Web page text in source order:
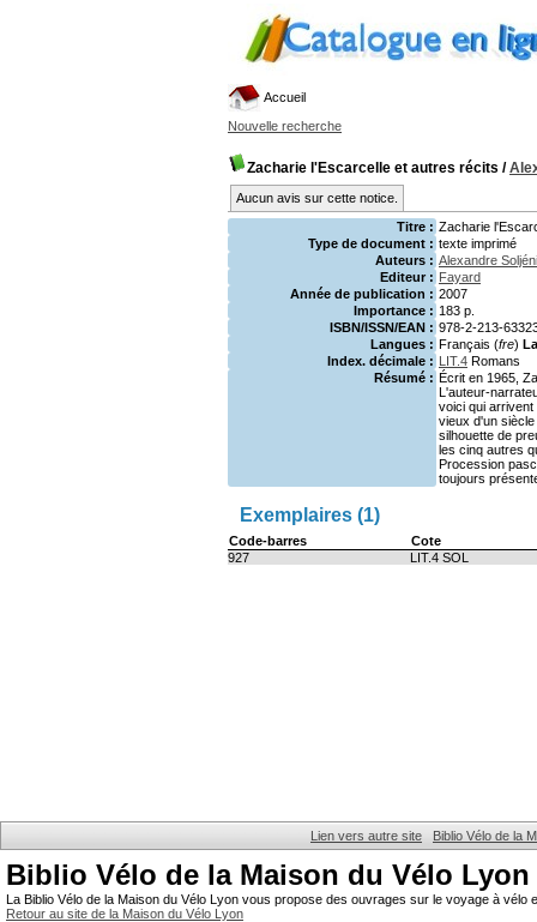
Accueil
Nouvelle recherche
Zacharie l'Escarcelle et autres récits /
Aucun avis sur cette notice.
Titre : Zacharie
Type de document : texte imprimé
Auteurs : Alexandre
Editeur : Fayard
Année de publication : 2007
Importance : 183 p.
ISBN/ISSN/EAN : 978-2-213-
Langues : Français (fre)
Index. décimale : LIT.4 Romans
Résumé : Écrit en 1965,
L'auteur-
voici qui arrivent
vieux d'un
silhouette de
les cinq autres
Procession
toujours
Exemplaires (1)
Code-barres
Cote
927
LIT.4 SOL
Lien vers autre site Biblio Vélo de la
Biblio Vélo de la Maison du Vélo Lyon
La Biblio Vélo de la Maison du Vélo Lyon vous propose des ouvrages sur le voyage à
Retour au site de la Maison du Vélo Lyon